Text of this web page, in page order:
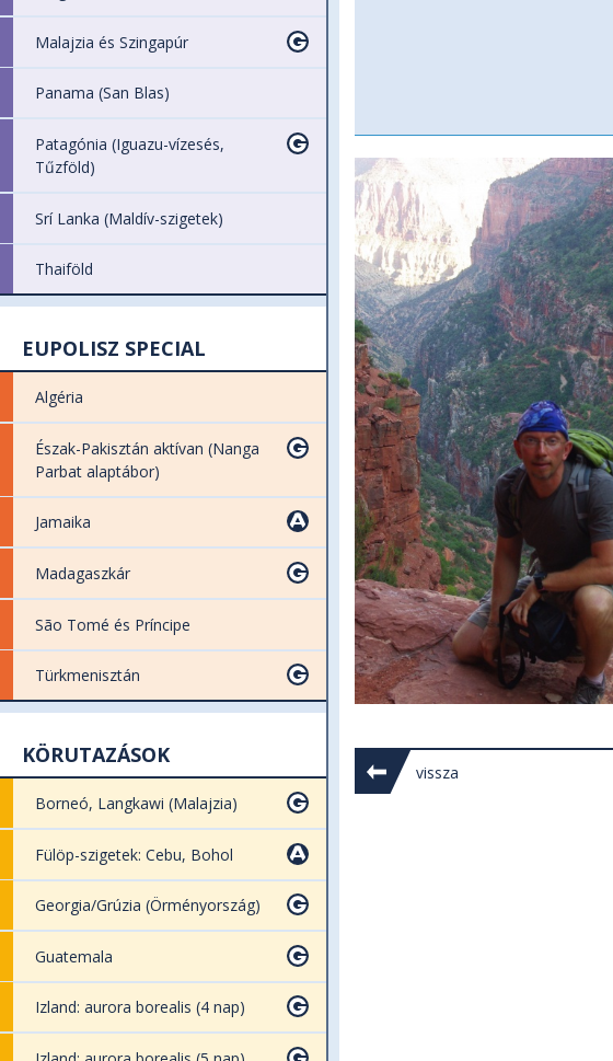
Malajzia és Szingapúr
Panama (San Blas)
Patagónia (Iguazu-vízesés,
Tűzföld)
Srí Lanka (Maldív-szigetek)
Thaiföld
EUPOLISZ SPECIAL
Algéria
Észak-Pakisztán aktívan (Nanga
Parbat alaptábor)
Jamaika
Madagaszkár
São Tomé és Príncipe
Türkmenisztán
KÖRUTAZÁSOK
Borneó, Langkawi (Malajzia)
Fülöp-szigetek: Cebu, Bohol
Georgia/Grúzia (Örményország)
Guatemala
Izland: aurora borealis (4 nap)
vissza